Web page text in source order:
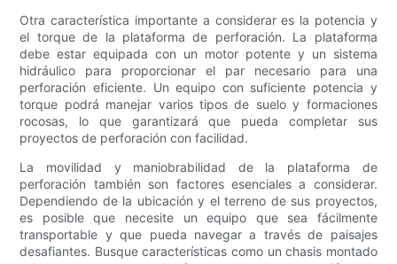
Otra característica importante a considerar es la potencia y
el torque de la plataforma de perforación. La plataforma
debe estar equipada con un motor potente y un sistema
hidráulico para proporcionar el par necesario para una
perforación eficiente. Un equipo con suficiente potencia y
torque podrá manejar varios tipos de suelo y formaciones
rocosas, lo que garantizará que pueda completar sus
proyectos de perforación con facilidad.
La movilidad y maniobrabilidad de la plataforma de
perforación también son factores esenciales a considerar.
Dependiendo de la ubicación y el terreno de sus proyectos,
es posible que necesite un equipo que sea fácilmente
transportable y que pueda navegar a través de paisajes
desafiantes. Busque características como un chasis montado